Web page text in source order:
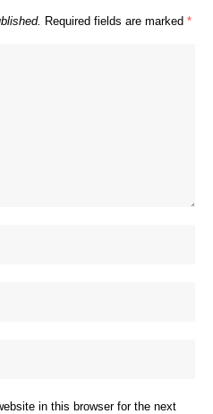
Required fields are marked *
in this browser for the next